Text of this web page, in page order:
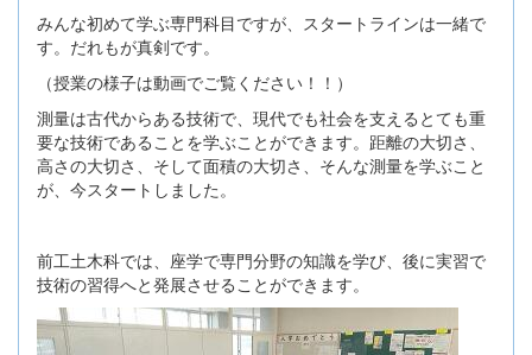
みんな初めて学ぶ専門科目ですが、スタートラインは一緒で
す。だれもが真剣です。
（授業の様子は動画でご覧ください！！）
測量は古代からある技術で、現代でも社会を支えるとても重
要な技術であることを学ぶことができます。距離の大切さ、
高さの大切さ、そして面積の大切さ、そんな測量を学ぶこと
が、今スタートしました。
前工土木科では、座学で専門分野の知識を学び、後に実習で
技術の習得へと発展させることができます。